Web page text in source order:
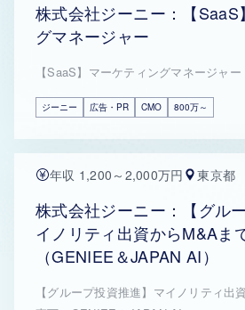
株式会社ジーニー：【SaaS
グマネージャー
【SaaS】マーケティングマネージャー
ジーニー 広告・PR CMO 800万～
年収 1,200～2,000万円 東京都
株式会社ジーニー：【グル
イノリティ出資からM&Aま
（GENIEE＆JAPAN AI）
【グループ投資推進】マイノリティ出